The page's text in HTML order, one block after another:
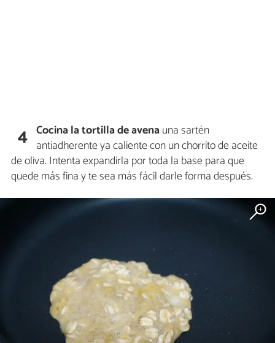
4 Cocina la tortilla de avenauna sartén
antiadherente ya caliente con un chorrito de aceite
de oliva. Intenta expandirla por toda la base para que
quede más fina y te sea más fácil darle forma después.